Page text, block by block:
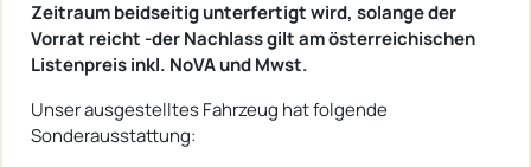
Zeitraum beidseitig unterfertigt wird, solange der
Vorrat reicht -der Nachlass gilt am österreichischen
Listenpreis inkl. NoVA und Mwst.
Unser ausgestelltes Fahrzeug hat folgende
Sonderausstattung: